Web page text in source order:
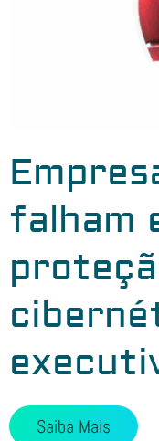
falham
Saiba Mais